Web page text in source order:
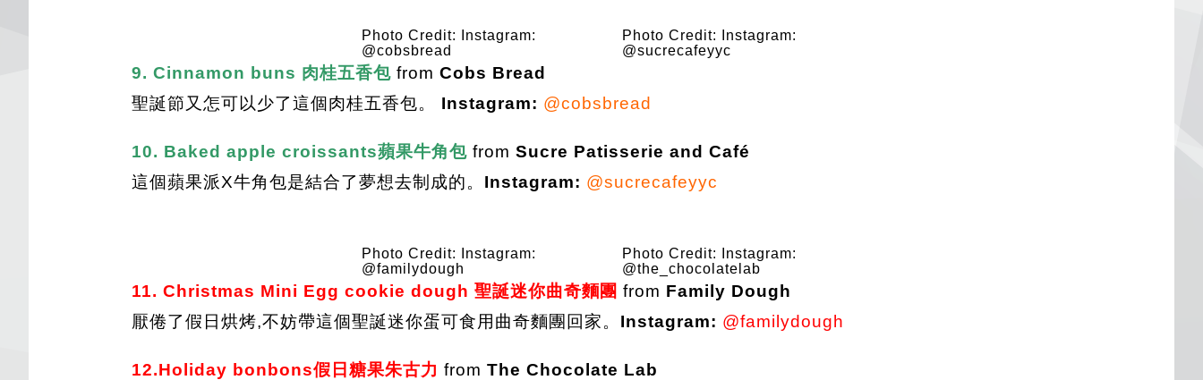
Photo Credit: Instagram:
@cobsbread
Photo Credit: Instagram:
@sucrecafeyyc
9. Cinnamon buns 肉桂五香包 from Cobs Bread
聖誕節又怎可以少了這個肉桂五香包。 Instagram: @cobsbread
10. Baked apple croissants蘋果牛角包 from Sucre Patisserie and Café
這個蘋果派X牛角包是結合了夢想去制成的。 Instagram: @sucrecafeyyc
Photo Credit: Instagram:
@familydough
Photo Credit: Instagram:
@the_chocolatelab
11. Christmas Mini Egg cookie dough 聖誕迷你曲奇麵團 from Family Dough
厭倦了假日烘烤,不妨帶這個聖誕迷你蛋可食用曲奇麵團回家。 Instagram: @familydough
12.Holiday bonbons假日糖果朱古力 from The Chocolate Lab